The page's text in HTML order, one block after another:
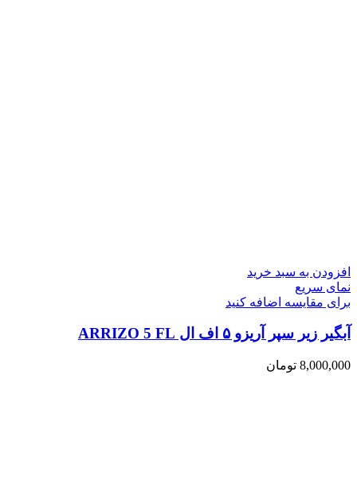
افزودن به سبد خرید
نمای سریع
برای مقایسه اضافه کنید
آبگیر زیر سپر آریزو ۵ اف ال ARRIZO 5 FL
8,000,000 تومان